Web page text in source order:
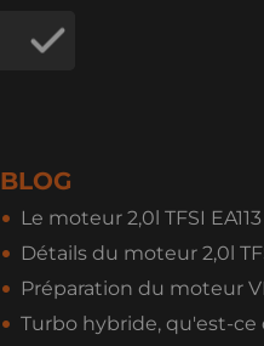
BLOG
Le moteur 2,0l TFSI EA113
Détails du moteur 2,0l
Préparation du moteur
Turbo hybride, qu'est-ce